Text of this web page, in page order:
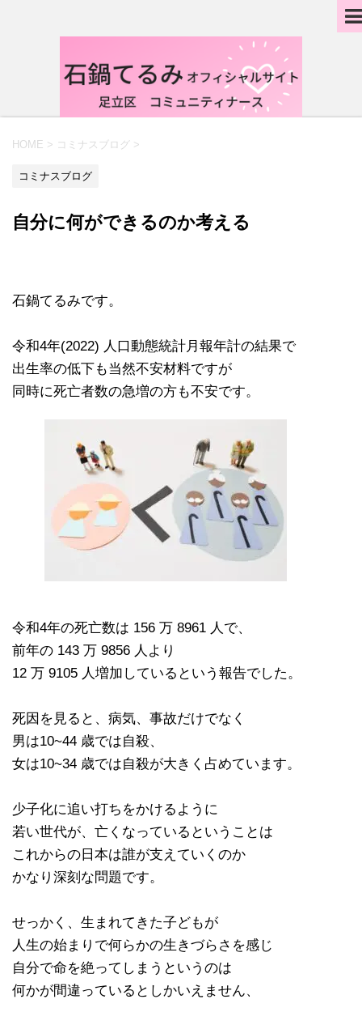
HOME > コミナスブログ >
コミナスブログ
自分に何ができるのか考える
石鍋てるみです。
令和4年(2022) 人口動態統計月報年計の結果で
出生率の低下も当然不安材料ですが
同時に死亡者数の急増の方も不安です。
令和4年の死亡数は 156 万 8961 人で、
前年の 143 万 9856 人より
12 万 9105 人増加しているという報告でした。
死因を見ると、病気、事故だけでなく
男は10~44 歳では自殺、
女は10~34 歳では自殺が大きく占めています。
少子化に追い打ちをかけるように
若い世代が、亡くなっているということは
これからの日本は誰が支えていくのか
かなり深刻な問題です。
せっかく、生まれてきた子どもが
人生の始まりで何らかの生きづらさを感じ
自分で命を絶ってしまうというのは
何かが間違っているとしかいえません、